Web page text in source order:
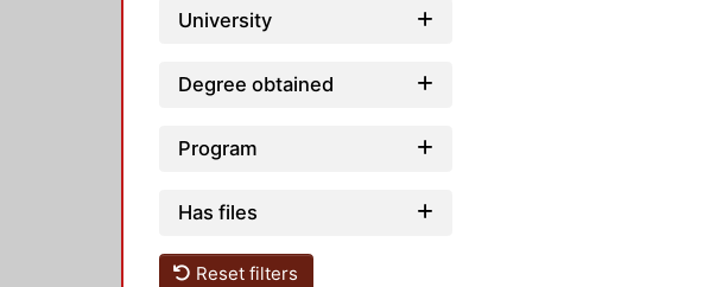
University
Degree obtained
Program
Has files
Reset filters